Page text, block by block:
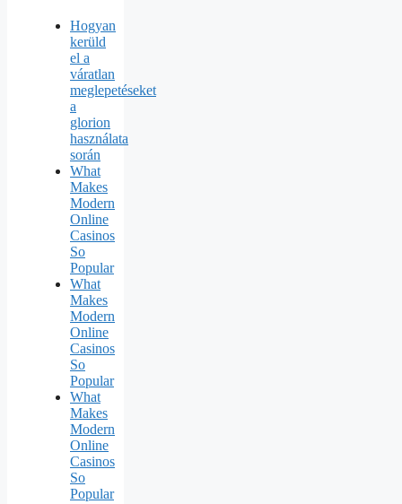
Hogyan
kerüld
el a
váratlan
meglepetéseket
a
glorion
használata
során
What
Makes
Modern
Online
Casinos
So
Popular
What
Makes
Modern
Online
Casinos
So
Popular
What
Makes
Modern
Online
Casinos
So
Popular